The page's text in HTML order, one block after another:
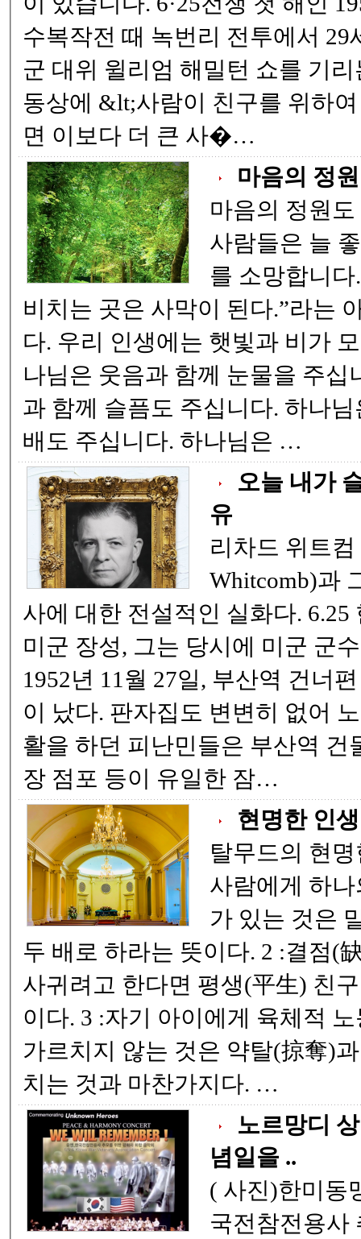
수복작전 때 녹번리 전투에서 29
군 대위 윌리엄 해밀턴 쇼를 기
동상에 &lt;사람이 친구를 위하
면 이보다 더 큰 사�…
마음의 정원
마음의 정원
사람들은 늘
를 소망합니다. 그러나 "햇빛이
비치는 곳은 사막이 된다.”라는
다. 우리 인생에는 햇빛과 비가 모두 필요합니다. 하
나님은 웃음과 함께 눈물을 주십
과 함께 슬픔도 주십니다. 하나
배도 주십니다. 하나님은 …
오늘 내가
유
리차드 위트컴
Whitcomb)과
사에 대한 전설적인 실화다. 6.25 한국전쟁에 참전한
미군 장성, 그는 당시에 미군 군수사령관이었다.
1952년 11월 27일, 부산역 건너
이 났다. 판자집도 변변히 없어 노숙자에 가까운 생
활을 하던 피난민들은 부산역 건
장 점포 등이 유일한 잠…
현명한 인
탈무드의 현명
사람에게 하
가 있는 것은
두 배로 하라는 뜻이다. 2 :결점(缺點)이 없는 친구를
사귀려고 한다면 평생(平生) 친
이다. 3 :자기 아이에게 육체적 노동(肉體的 勞動)을
가르치지 않는 것은 약탈(掠奪)
치는 것과 마찬가지다. …
노르망디
념일을 ..
( 사진)한미동맹을 기념하고 , 한
국전참전용사 추모를 위한 평화와